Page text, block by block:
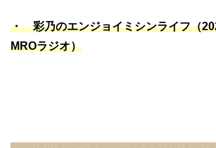
・ 彩乃のエンジョイミシンライフ（
MROラジオ）